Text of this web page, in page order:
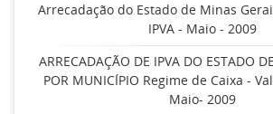
Arrecadação do Estado de Minas
IPVA - Maio - 2009
ARRECADAÇÃO DE IPVA DO ESTADO
POR MUNICÍPIO Regime de Caixa -
Maio- 2009